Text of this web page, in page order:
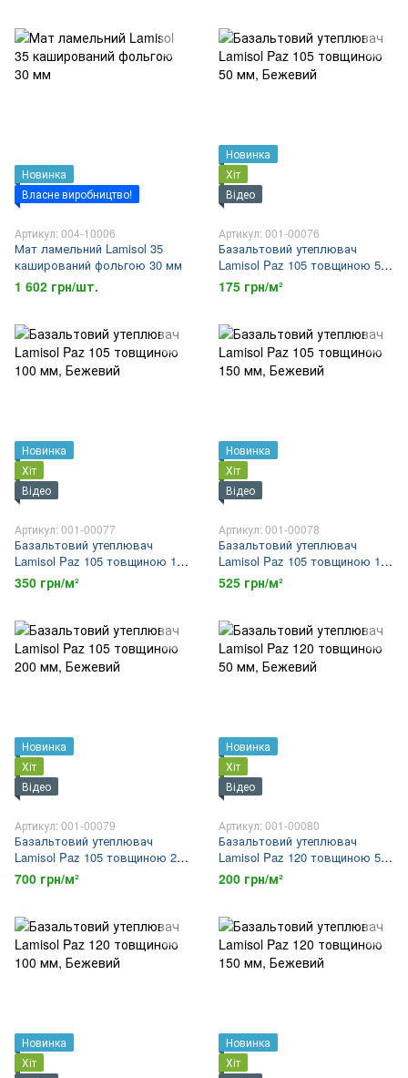
Новинка
Власне виробництво!
Артикул: 004-10006
Мат ламельний Lamisol 35
каширований фольгою 30 мм
1 602 грн/шт.
Новинка
Хіт
Відео
Артикул: 001-00076
Базальтовий утеплювач
Lamisol Paz 105 товщиною 50
мм
175 грн/м²
Новинка
Хіт
Відео
Артикул: 001-00077
Базальтовий утеплювач
Lamisol Paz 105 товщиною 100
мм
350 грн/м²
Новинка
Хіт
Відео
Артикул: 001-00078
Базальтовий утеплювач
Lamisol Paz 105 товщиною 150
мм
525 грн/м²
Новинка
Хіт
Відео
Артикул: 001-00079
Базальтовий утеплювач
Lamisol Paz 105 товщиною 200
мм
700 грн/м²
Новинка
Хіт
Відео
Артикул: 001-00080
Базальтовий утеплювач
Lamisol Paz 120 товщиною 50
мм
200 грн/м²
Новинка
Хіт
Новинка
Хіт